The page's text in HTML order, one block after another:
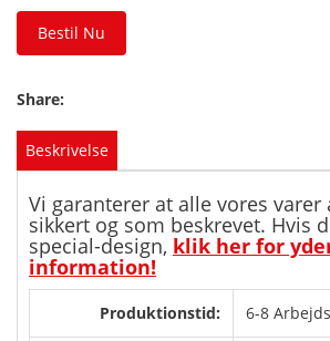
Bestil Nu
Share:
Beskrivelse
Vi garanterer at alle vores
sikkert og som beskrevet. Hvis
special-design, klik her for
information!
Produktionstid: 6-8